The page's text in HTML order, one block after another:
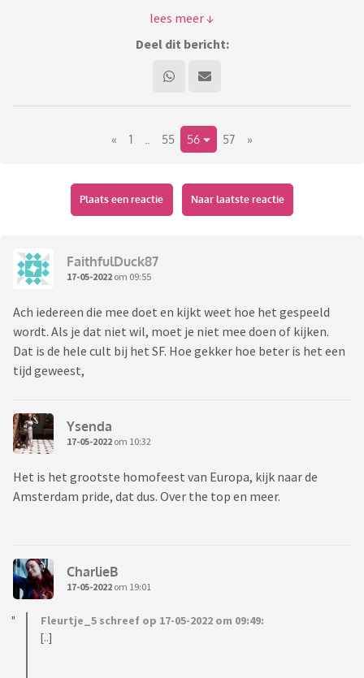
Deel dit bericht:
« 1 55 56 57 »
Plaats een reactie Naar laatste reactie
FaithfulDuck87
17-05-2022 om 09:55
Ach iedereen die mee doet en kijkt weet hoe het gespeeld
wordt. Als je dat niet wil, moet je niet mee doen of kijken.
Dat is de hele cult bij het SF. Hoe gekker hoe beter is het een
tijd geweest,
Ysenda
17-05-2022 om 10:32
Het is het grootste homofeest van Europa, kijk naar de
Amsterdam pride, dat dus. Over the top en meer.
CharlieB
17-05-2022 om 19:01
Fleurtje_5 schreef op 17-05-2022 om 09:49:
[..]